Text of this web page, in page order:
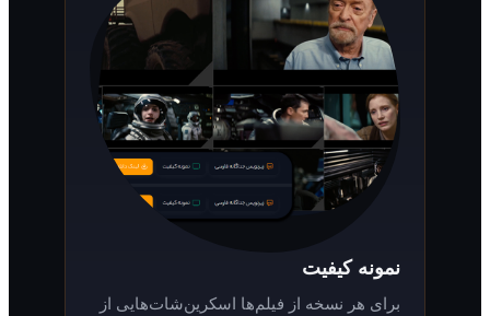
نمونه کیفیت
برای هر نسخه از فیلم‌ها اسکرین‌شات‌هایی از